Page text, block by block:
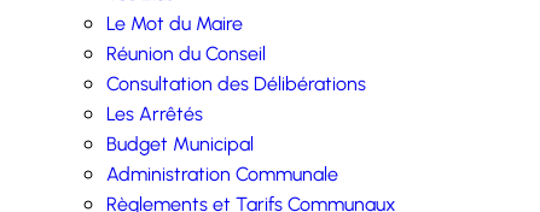
Le Mot du Maire
Réunion du Conseil
Consultation des Délibérations
Les Arrêtés
Budget Municipal
Administration Communale
Règlements et Tarifs Communaux